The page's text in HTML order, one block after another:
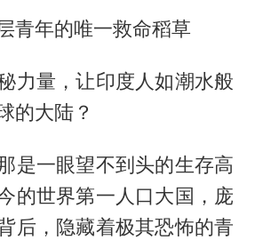
青年的唯一救命稻草
力量，让印度人如潮水般
的大陆？
是一眼望不到头的生存高
的世界第一人口大国，庞
后，隐藏着极其恐怖的青